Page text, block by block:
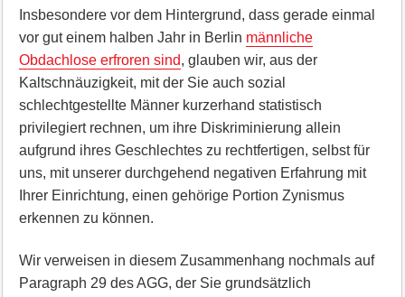
Insbesondere vor dem Hintergrund, dass gerade einmal
vor gut einem halben Jahr in Berlin männliche
Obdachlose erfroren sind, glauben wir, aus der
Kaltschnäuzigkeit, mit der Sie auch sozial
schlechtgestellte Männer kurzerhand statistisch
privilegiert rechnen, um ihre Diskriminierung allein
aufgrund ihres Geschlechtes zu rechtfertigen, selbst für
uns, mit unserer durchgehend negativen Erfahrung mit
Ihrer Einrichtung, einen gehörige Portion Zynismus
erkennen zu können.
Wir verweisen in diesem Zusammenhang nochmals auf
Paragraph 29 des AGG, der Sie grundsätzlich